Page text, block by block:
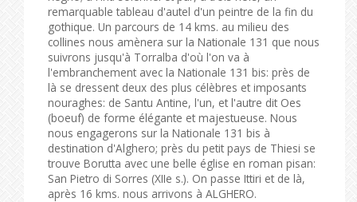
remarquable tableau d'autel d'un peintre de la fin du
gothique. Un parcours de 14 kms. au milieu des
collines nous amènera sur la Nationale 131 que nous
suivrons jusqu'à Torralba d'où l'on va à
l'embranchement avec la Nationale 131 bis: près de
là se dressent deux des plus célèbres et imposants
nouraghes: de Santu Antine, l'un, et l'autre dit Oes
(boeuf) de forme élégante et majestueuse. Nous
nous engagerons sur la Nationale 131 bis à
destination d'Alghero; près du petit pays de Thiesi se
trouve Borutta avec une belle église en roman pisan:
San Pietro di Sorres (XIIe s.). On passe Ittiri et de là,
après 16 kms. nous arrivons à ALGHERO.